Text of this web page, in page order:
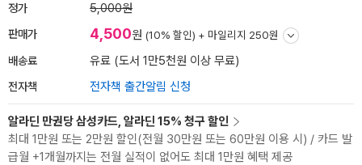
정가 5,000원
판매가 4,500원 (10% 할인) + 마일리지 250원
배송료 유료 (도서 1만5천원 이상 무료)
전자책 전자책 출간알림 신청
알라딘 만권당 삼성카드, 알라딘 15% 청구 할인
최대 1만원 또는 2만원 할인(전월 30만원 또는 60만원 이용 시) / 카드 발
급월 +1개월까지는 전월 실적이 없어도 최대 1만원 혜택 제공